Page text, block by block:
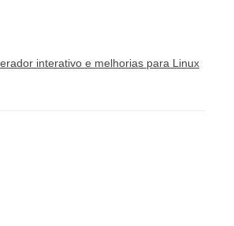
interativo e melhorias para Linux